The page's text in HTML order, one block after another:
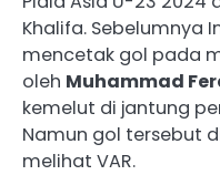
Khalifa. Sebelumnya
mencetak gol pada
oleh Muhammad
kemelut di jantung
Namun gol tersebut
melihat VAR.